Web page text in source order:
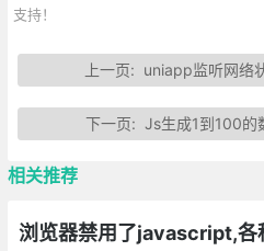
支持！
上一页: uniapp监听网络
下一页:Js生成1到100的
相关推荐